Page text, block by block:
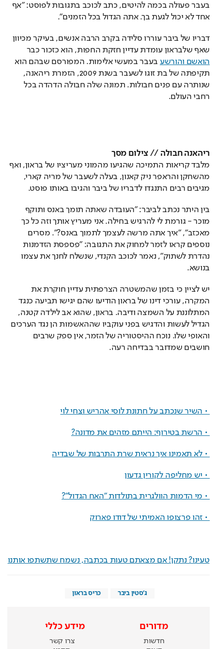
בעבר פעולה בכמה להיטים, כתב לכוכב בתגובות לפוסט: "אף
אחד לא יכול לגעת בך. אתה הגדול בכל הזמנים".
דבריו של ביבר עוררו סלידה בקרב הרבה אנשים, בעיקר מכיוון
שאף שלבראון עומדת עדיין חזקת החפות, הוא כזכור כבר
הואשם והורשע
בעבר במעשי אלימות. המפורסם שבהם הוא
תקיפתה של בת זוגו לשעבר בשנת 2009, הזמרת ריהאנה,
שנותרה עם פנים חבולות. תמונה שלה חבולה הדהדה בכל
רחבי העולם.
ריהאנה חבולה // צילום מסך
מלבד קריאות התמיכה שהגיעו מהמוני מעריציו של בראון, ואף
מהשחקן והראפר ניק קאנון, בעלה לשעבר של מריה קארי,
מגיבים רבים התנגדו לדבריו של ביבר והגיבו באותו פוסט.
בין היתר נכתב לביבר: "העובדה שאתה תומך באנס ותוקף
מוכר - גורמת לי להרגיש בחילה. אני מעריץ אותך וזה כל כך
מאכזב", "איך אתה מרשה לעצמך לתמוך באנס?". מסרים
נוספים קראו לזמר למחוק את התגובה: "פספסת הזדמנות
נהדרת לשתוק", נאמר לכוכב הקנדי, שנשלח לחנך את עצמו
בנושא.
יש לציין כי בזמן שהמשטרה הצרפתית עדיין חוקרת את
המקרה, עורכי דינו של בראון הודיעו שהם יגישו תביעה כנגד
המתלוננת על השמצה ודיבה. בראון, שהוא אב לילדה קטנה,
הגדיל לעשות והדגיש בפני עוקביו שההאשמות הן נגד הערכים
והאופי שלו. נוכח ההיסטוריה של הזמר, אין ספק שרבים
חושבים שמדובר בבדיחה רעה.
• השיר שנכתב על חתונת לוסי אהריש וצחי לוי
• הרשת בטירוף: הייתם מזהים את מדונה?
• לא תאמינו איך נראית שרת התרבות של שבדיה
• יש מחליפה לקורין גדעון
• מי הדמות הוולגרית בתולדות "האח הגדול"?
• זהו פרצופו האמיתי של דודו פארוק
טעינו? נתקן! אם מצאתם טעות בכתבה, נשמח שתשתפו אותנו
ג'סטין ביבר כריס בראון
מדורים
חדשות
מידע כללי
צרו קשר